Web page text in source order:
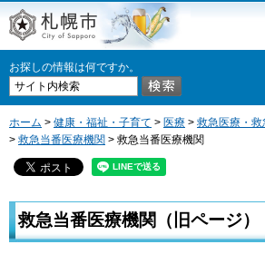
札幌市
お探しの情報は何ですか。
ホーム > 健康・福祉・子育て > 医療 > 救急医療・
> 救急当番医療機関 > 救急当番医療機関
救急当番医療機関（旧ページ）